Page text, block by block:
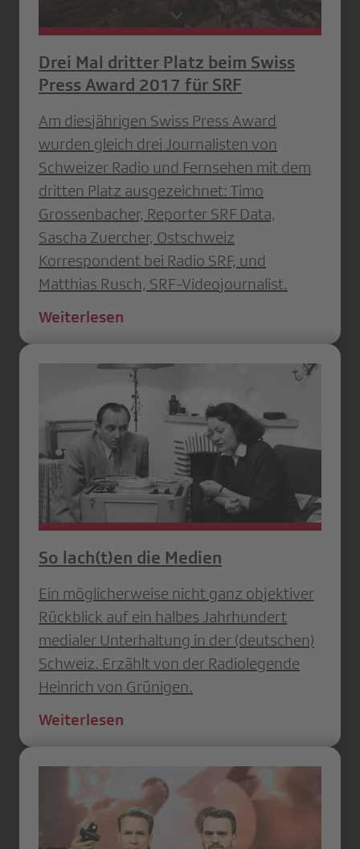
Drei Mal dritter Platz beim Swiss
Press Award 2017 für SRF
Am diesjährigen Swiss Press Award
wurden gleich drei Journalisten von
Schweizer Radio und Fernsehen mit dem
dritten Platz ausgezeichnet: Timo
Grossenbacher, Reporter SRF Data,
Sascha Zuercher, Ostschweiz
Korrespondent bei Radio SRF, und
Matthias Rusch, SRF-Videojournalist.
Weiterlesen
So lach(t)en die Medien
Ein möglicherweise nicht ganz objektiver
Rückblick auf ein halbes Jahrhundert
medialer Unterhaltung in der (deutschen)
Schweiz. Erzählt von der Radiolegende
Heinrich von Grünigen.
Weiterlesen